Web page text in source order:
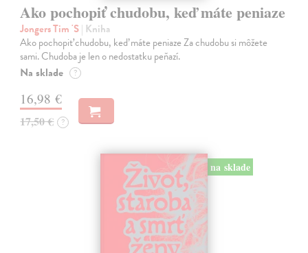
Ako pochopiť chudobu, keď máte peniaze
Jongers Tim 'S| Kniha
Ako pochopiť chudobu, keď máte peniaze Za chudobu si môžete
sami. Chudoba je len o nedostatku peňazí.
Na sklade ?
16,98 €
17,50 € ?
na sklade